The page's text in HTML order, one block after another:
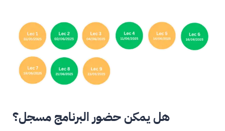
هل يمكن حضور البرنامج مسجل؟